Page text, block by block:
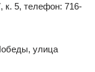
к. 5, телефон: 716-
улица